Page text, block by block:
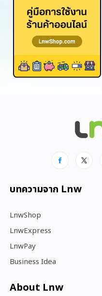
บทความจาก Lnw
LnwShop
LnwExpress
LnwPay
Business Idea
About Lnw​